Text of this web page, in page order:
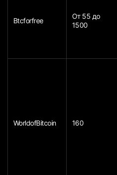
Btcforfree
От 55 до
1500
WorldofBitcoin 160